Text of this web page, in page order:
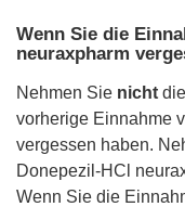
Wenn Sie die
neuraxpharm
Nehmen Sie nicht
vorherige Einnahme
vergessen haben.
Donepezil-HCl
Wenn Sie die